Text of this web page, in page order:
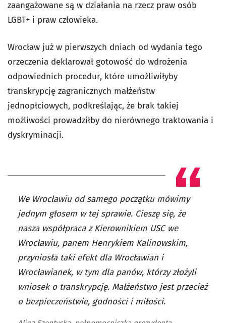
zaangażowane są w działania na rzecz praw osób
LGBT+ i praw człowieka.
Wrocław już w pierwszych dniach od wydania tego
orzeczenia deklarował gotowość do wdrożenia
odpowiednich procedur, które umożliwiłyby
transkrypcję zagranicznych małżeństw
jednopłciowych, podkreślając, że brak takiej
możliwości prowadziłby do nierównego traktowania i
dyskryminacji.
We Wrocławiu od samego początku mówimy
jednym głosem w tej sprawie. Cieszę się, że
nasza współpraca z Kierownikiem USC we
Wrocławiu, panem Henrykiem Kalinowskim,
przyniosła taki efekt dla Wrocławian i
Wrocławianek, w tym dla panów, którzy złożyli
wniosek o transkrypcję. Małżeństwo jest przecież
o bezpieczeństwie, godności i miłości.